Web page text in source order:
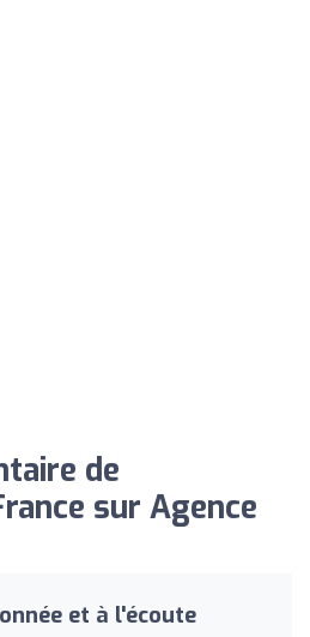
de
sur Agence
et à l'écoute